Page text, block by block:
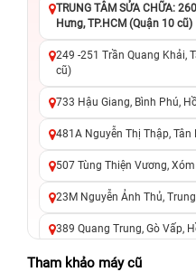
TRUNG TÂM SỬA CHỮA:
Hưng, TP.HCM (Quận 10 cũ)
249 -251 Trần Quang Khải,
cũ)
733 Hậu Giang, Bình Phú,
481A Nguyễn Thị Thập,
507 Tùng Thiện Vương,
23M Nguyễn Ảnh Thủ,
389 Quang Trung, Gò Vấp,
625 - 625A Âu Cơ, Tân Phú,
Tham khảo máy cũ